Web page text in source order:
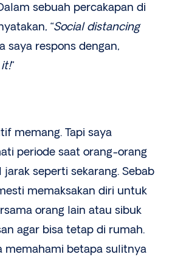
sebuah percakapan di
“Social distancing
saya respons dengan,
”
memang. Tapi saya
periode saat orang-orang
seperti sekarang. Sebab
memaksakan diri untuk
orang lain atau sibuk
agar bisa tetap di rumah.
memahami betapa sulitnya